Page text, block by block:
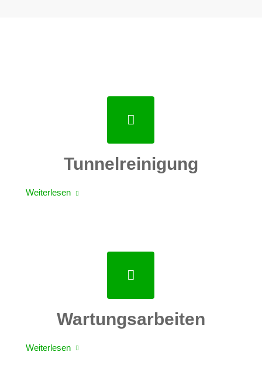
Tunnelreinigung
Weiterlesen
Wartungsarbeiten
Weiterlesen